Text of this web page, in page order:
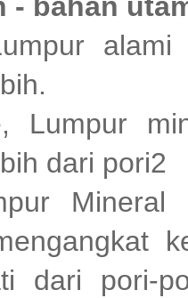
- bahan
alami
Lumpur
dari pori2
dari pori-